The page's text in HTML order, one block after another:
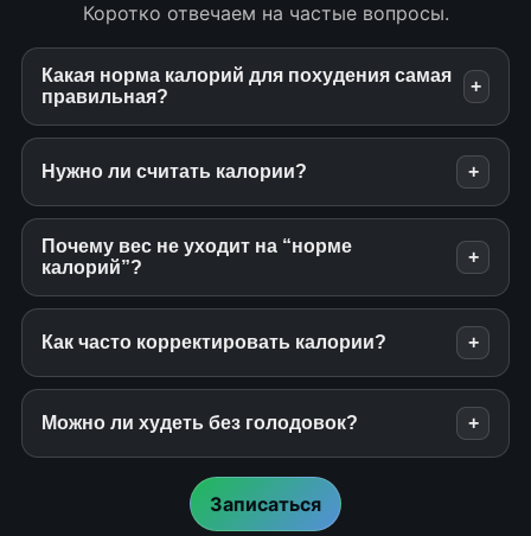
Коротко отвечаем на частые вопросы.
Какая норма калорий для похудения самая
правильная?
+
Нужно ли считать калории? +
Почему вес не уходит на “норме
калорий”?
+
Как часто корректировать калории? +
Можно ли худеть без голодовок? +
Записаться